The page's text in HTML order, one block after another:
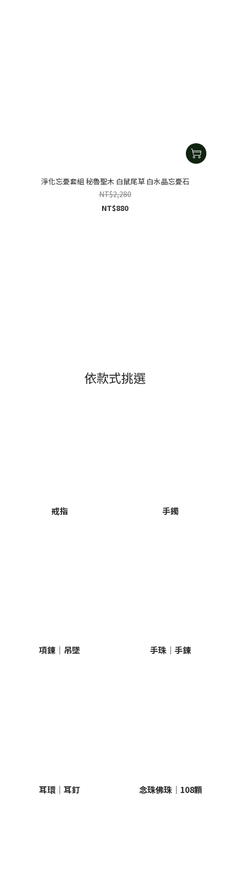
淨化忘憂套組 秘魯聖木 白鼠尾草 白水晶忘憂石
NT$2,280
NT$880
依款式挑選
戒指 手鐲
項鍊｜吊墜 手珠｜手鍊
耳環｜耳釘 念珠佛珠｜108顆